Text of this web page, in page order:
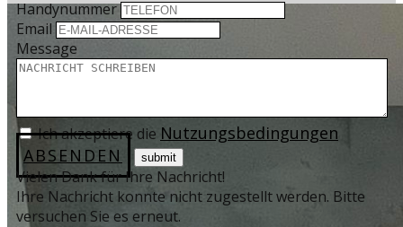
Handynummer
Email
Message
Ich akzeptiere die Nutzungsbedingungen
ABSENDEN
Vielen Dank für Ihre Nachricht!
Ihre Nachricht konnte nicht zugestellt werden. Bitte
versuchen Sie es erneut.